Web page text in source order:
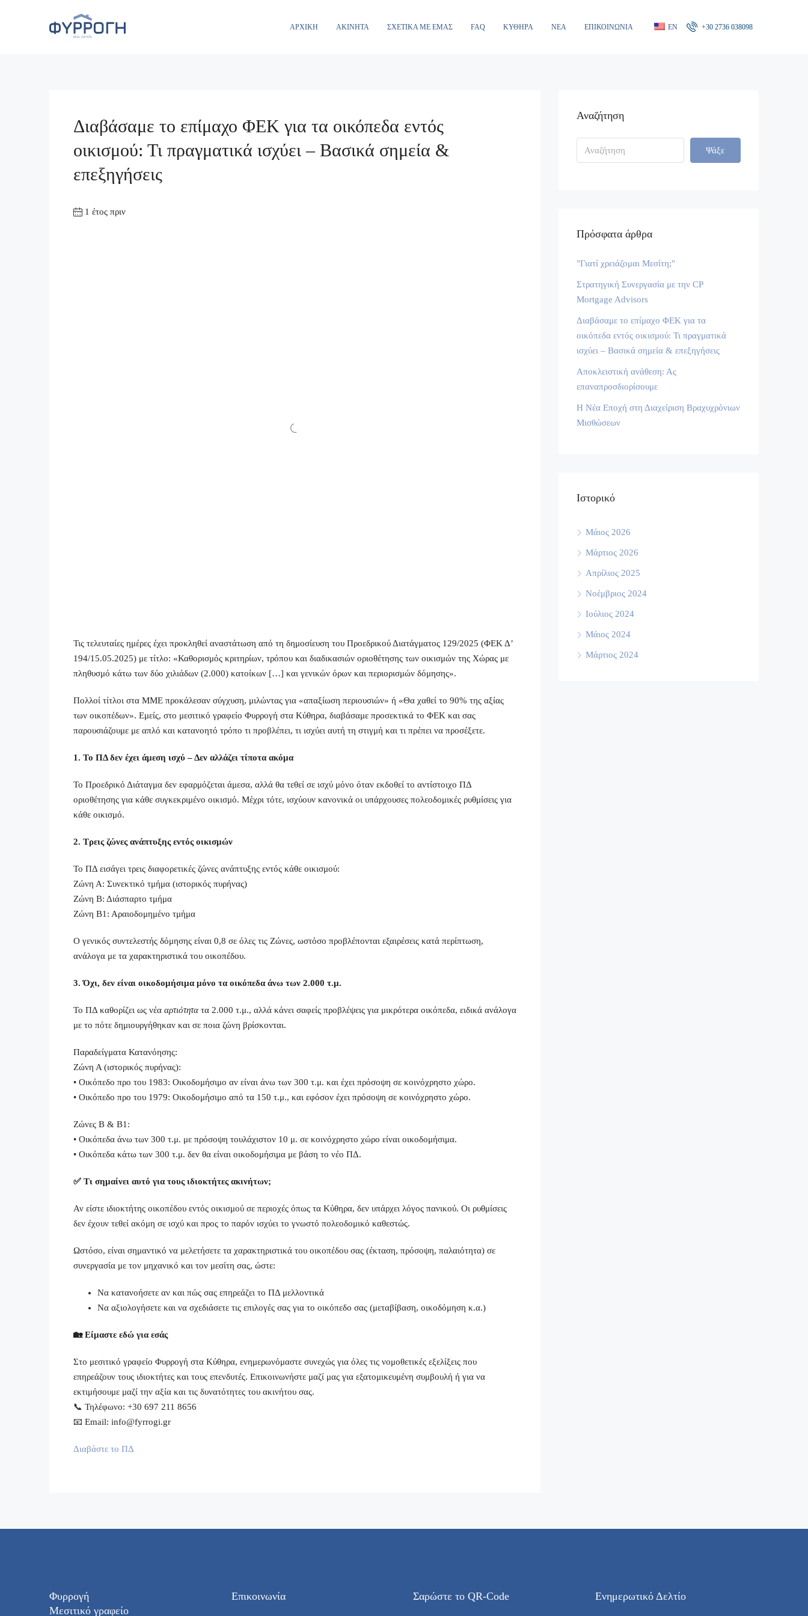
ΑΡΧΙΚΉ ΑΚΊΝΗΤΑ ΣΧΕΤΙΚΆ ΜΕ ΕΜΆΣ FAQ ΚΎΘΗΡΑ ΝΈΑ ΕΠΙΚΟΙΝΩΝΊΑ EN +30 2736 038098
Διαβάσαμε το επίμαχο ΦΕΚ για τα οικόπεδα εντός
οικισμού: Τι πραγματικά ισχύει – Βασικά σημεία &
επεξηγήσεις
1 έτος πριν
Τις τελευταίες ημέρες έχει προκληθεί αναστάτωση από τη δημοσίευση του Προεδρικού Διατάγματος 129/2025 (ΦΕΚ Δ’
194/15.05.2025) με τίτλο: «Καθορισμός κριτηρίων, τρόπου και διαδικασιών οριοθέτησης των οικισμών της Χώρας με
πληθυσμό κάτω των δύο χιλιάδων (2.000) κατοίκων […] και γενικών όρων και περιορισμών δόμησης».
Πολλοί τίτλοι στα ΜΜΕ προκάλεσαν σύγχυση, μιλώντας για «απαξίωση περιουσιών» ή «Θα χαθεί το 90% της αξίας
των οικοπέδων». Εμείς, στο μεσιτικό γραφείο Φυρρογή στα Κύθηρα, διαβάσαμε προσεκτικά το ΦΕΚ και σας
παρουσιάζουμε με απλό και κατανοητό τρόπο τι προβλέπει, τι ισχύει αυτή τη στιγμή και τι πρέπει να προσέξετε.
1. Το ΠΔ δεν έχει άμεση ισχύ – Δεν αλλάζει τίποτα ακόμα
Το Προεδρικό Διάταγμα δεν εφαρμόζεται άμεσα, αλλά θα τεθεί σε ισχύ μόνο όταν εκδοθεί το αντίστοιχο ΠΔ
οριοθέτησης για κάθε συγκεκριμένο οικισμό. Μέχρι τότε, ισχύουν κανονικά οι υπάρχουσες πολεοδομικές ρυθμίσεις για
κάθε οικισμό.
2. Τρεις ζώνες ανάπτυξης εντός οικισμών
Το ΠΔ εισάγει τρεις διαφορετικές ζώνες ανάπτυξης εντός κάθε οικισμού:
Ζώνη Α: Συνεκτικό τμήμα (ιστορικός πυρήνας)
Ζώνη Β: Διάσπαρτο τμήμα
Ζώνη Β1: Αραιοδομημένο τμήμα
Ο γενικός συντελεστής δόμησης είναι 0,8 σε όλες τις Ζώνες, ωστόσο προβλέπονται εξαιρέσεις κατά περίπτωση,
ανάλογα με τα χαρακτηριστικά του οικοπέδου.
3. Όχι, δεν είναι οικοδομήσιμα μόνο τα οικόπεδα άνω των 2.000 τ.μ.
Το ΠΔ καθορίζει ως νέα αρτιότητα τα 2.000 τ.μ., αλλά κάνει σαφείς προβλέψεις για μικρότερα οικόπεδα, ειδικά ανάλογα
με το πότε δημιουργήθηκαν και σε ποια ζώνη βρίσκονται.
Παραδείγματα Κατανόησης:
Ζώνη Α (ιστορικός πυρήνας):
• Οικόπεδο προ του 1983: Οικοδομήσιμο αν είναι άνω των 300 τ.μ. και έχει πρόσοψη σε κοινόχρηστο χώρο.
• Οικόπεδο προ του 1979: Οικοδομήσιμο από τα 150 τ.μ., και εφόσον έχει πρόσοψη σε κοινόχρηστο χώρο.
Ζώνες Β & Β1:
• Οικόπεδα άνω των 300 τ.μ. με πρόσοψη τουλάχιστον 10 μ. σε κοινόχρηστο χώρο είναι οικοδομήσιμα.
• Οικόπεδα κάτω των 300 τ.μ. δεν θα είναι οικοδομήσιμα με βάση το νέο ΠΔ.
✅ Τι σημαίνει αυτό για τους ιδιοκτήτες ακινήτων;
Αν είστε ιδιοκτήτης οικοπέδου εντός οικισμού σε περιοχές όπως τα Κύθηρα, δεν υπάρχει λόγος πανικού. Οι ρυθμίσεις
δεν έχουν τεθεί ακόμη σε ισχύ και προς το παρόν ισχύει το γνωστό πολεοδομικό καθεστώς.
Ωστόσο, είναι σημαντικό να μελετήσετε τα χαρακτηριστικά του οικοπέδου σας (έκταση, πρόσοψη, παλαιότητα) σε
συνεργασία με τον μηχανικό και τον μεσίτη σας, ώστε:
Να κατανοήσετε αν και πώς σας επηρεάζει το ΠΔ μελλοντικά
Να αξιολογήσετε και να σχεδιάσετε τις επιλογές σας για το οικόπεδο σας (μεταβίβαση, οικοδόμηση κ.α.)
🏡 Είμαστε εδώ για εσάς
Στο μεσιτικό γραφείο Φυρρογή στα Κύθηρα, ενημερωνόμαστε συνεχώς για όλες τις νομοθετικές εξελίξεις που
επηρεάζουν τους ιδιοκτήτες και τους επενδυτές. Επικοινωνήστε μαζί μας για εξατομικευμένη συμβουλή ή για να
εκτιμήσουμε μαζί την αξία και τις δυνατότητες του ακινήτου σας.
📞 Τηλέφωνο: +30 697 211 8656
📧 Email: info@fyrrogi.gr
Διαβάστε το ΠΔ
Αναζήτηση
Ψάξε
Πρόσφατα άρθρα
"Γιατί χρειάζομαι Μεσίτη;"
Στρατηγική Συνεργασία με την CP
Mortgage Advisors
Διαβάσαμε το επίμαχο ΦΕΚ για τα
οικόπεδα εντός οικισμού: Τι πραγματικά
ισχύει – Βασικά σημεία & επεξηγήσεις
Αποκλειστική ανάθεση: Ας
επαναπροσδιορίσουμε
Η Νέα Εποχή στη Διαχείριση Βραχυχρόνιων
Μισθώσεων
Ιστορικό
Μάιος 2026
Μάρτιος 2026
Απρίλιος 2025
Νοέμβριος 2024
Ιούλιος 2024
Μάιος 2024
Μάρτιος 2024
Φυρρογή
Μεσιτικό γραφείο
Επικοινωνία Σαρώστε το QR-Code Ενημερωτικό Δελτίο